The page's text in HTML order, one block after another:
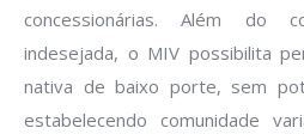
concessionárias. Além do
indesejada, o MIV possibilita
nativa de baixo porte, sem
estabelecendo comunidade